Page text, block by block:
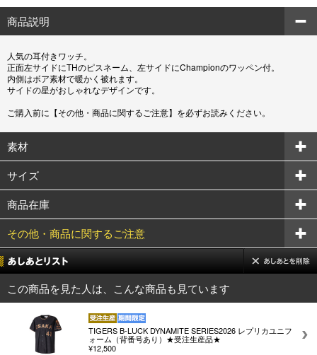
商品説明
人気の耳付きワッチ。
正面左サイドにTHのピスネーム、左サイドにChampionのワッペン付。
内側はボア素材で暖かく被れます。
サイドの星がおしゃれなデザインです。
ご購入前に【その他・商品に関するご注意】を必ずお読みください。
素材
サイズ
商品在庫
その他・商品に関するご注意
この商品を見た人は、こんな商品も見ています
TIGERS B-LUCK DYNAMITE SERIES2026 レプリカユニフ
ォーム（背番号あり）★受注生産品★
¥12,500